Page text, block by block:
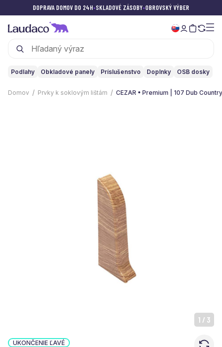
DOPRAVA DOMOV DO 24H•SKLADOVÉ ZÁSOBY•OBROVSKÝ VÝBER
Podlahy Obkladové panely Príslušenstvo Doplnky OSB dosky
Domov Prvky k soklovým lištám CEZAR • Premium | 107 Dub Country
1 / 3
UKONČENIE ĽAVÉ